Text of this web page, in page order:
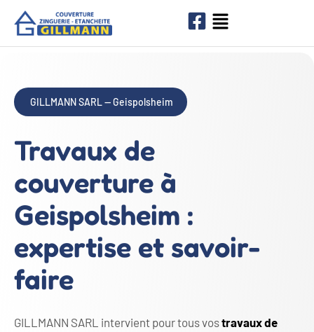
GILLMANN SARL — Geispolsheim
Travaux de
couverture à
Geispolsheim :
expertise et savoir-
faire
GILLMANN SARL intervient pour tous vostravaux de